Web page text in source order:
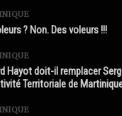
? Non. Des voleurs !!!
Hayot doit-il remplacer
Territoriale de